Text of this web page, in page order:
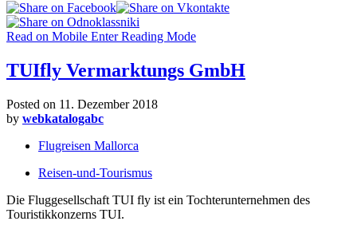
Read on Mobile Enter Reading Mode
TUIfly Vermarktungs GmbH
Posted on 11. Dezember 2018
by webkatalogabc
Flugreisen Mallorca
Reisen-und-Tourismus
Die Fluggesellschaft TUI fly ist ein Tochterunternehmen des
Touristikkonzerns TUI.